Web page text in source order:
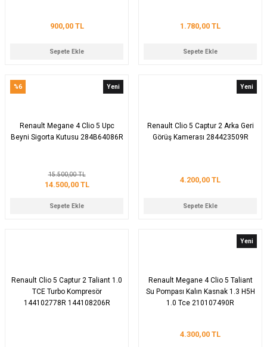
900,00 TL
Sepete Ekle
1.780,00 TL
Sepete Ekle
%6 Yeni
Renault Megane 4 Clio 5 Upc
Beyni Sigorta Kutusu 284B64086R
15.500,00 TL
14.500,00 TL
Sepete Ekle
Yeni
Renault Clio 5 Captur 2 Arka Geri
Görüş Kamerası 284423509R
4.200,00 TL
Sepete Ekle
Renault Clio 5 Captur 2 Taliant 1.0
TCE Turbo Kompresör
144102778R 144108206R
Yeni
Renault Megane 4 Clio 5 Taliant
Su Pompası Kalın Kasnak 1.3 H5H
1.0 Tce 210107490R
4.300,00 TL